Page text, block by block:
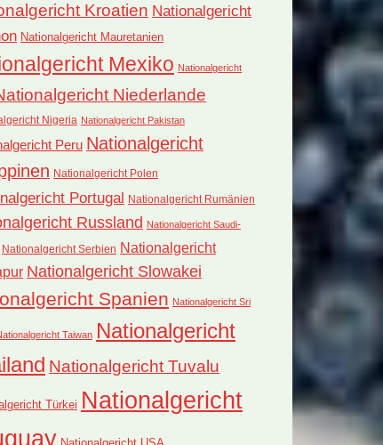
Kroatien Nationalgericht
Nationalgericht Mauretanien
Mexiko Nationalgericht
Niederlande
Nigeria Nationalgericht Pakistan
Peru Nationalgericht
Nationalgericht Polen
Portugal Nationalgericht Rumänien
Russland Nationalgericht Saudi-
Nationalgericht Serbien Nationalgericht
Nationalgericht Slowakei
Spanien Nationalgericht Sri
Taiwan Nationalgericht
Nationalgericht Tuvalu
Türkei Nationalgericht